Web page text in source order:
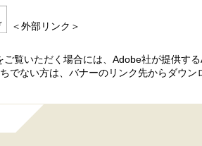
＜外部リンク＞
覧いただく場合には、Adobe社が提供す
でない方は、バナーのリンク先からダウン